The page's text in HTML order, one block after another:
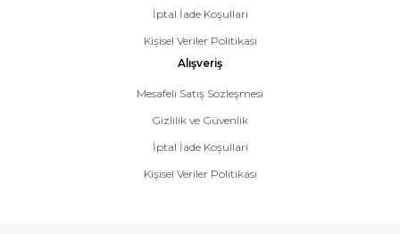
İptal İade Koşullari
Kişisel Veriler Politikası
Alışveriş
Mesafeli Satış Sözleşmesi
Gizlilik ve Güvenlik
İptal İade Koşullari
Kişisel Veriler Politikası